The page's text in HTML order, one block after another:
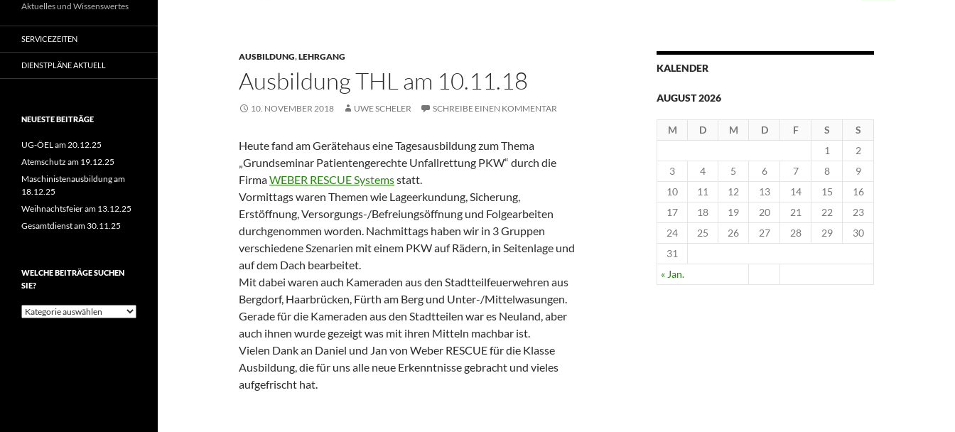
AUSBILDUNG,LEHRGANG
Ausbildung THL am 10.11.18
10. NOVEMBER 2018 UWE SCHELER SCHREIBE EINEN KOMMENTAR
Heute fand am Gerätehaus eine Tagesausbildung zum Thema
„Grundseminar Patientengerechte Unfallrettung PKW“ durch die
FirmaWEBER RESCUE Systemsstatt.
Vormittags waren Themen wie Lageerkundung, Sicherung,
Erstöffnung, Versorgungs-/Befreiungsöffnung und Folgearbeiten
durchgenommen worden. Nachmittags haben wir in 3 Gruppen
verschiedene Szenarien mit einem PKW auf Rädern, in Seitenlage und
auf dem Dach bearbeitet.
Mit dabei waren auch Kameraden aus den Stadtteilfeuerwehren aus
Bergdorf, Haarbrücken, Fürth am Berg und Unter-/Mittelwasungen.
Gerade für die Kameraden aus den Stadtteilen war es Neuland, aber
auch ihnen wurde gezeigt was mit ihren Mitteln machbar ist.
Vielen Dank an Daniel und Jan von Weber RESCUE für die Klasse
Ausbildung, die für uns alle neue Erkenntnisse gebracht und vieles
aufgefrischt hat.
KALENDER
AUGUST 2026
M D M D F S S
« Jan.
1
2
3
4 5 6 7 8
9
10
11 12 13 14 15
16
17
18 19 20 21 22
23
24
25 26 27 28 29
30
31
Aktuelles und Wissenswertes
SERVICEZEITEN
DIENSTPLÄNE AKTUELL
NEUESTE BEITRÄGE
UG-ÖEL am 20.12.25
Atemschutz am 19.12.25
Maschinistenausbildung am
18.12.25
Weihnachtsfeier am 13.12.25
Gesamtdienst am 30.11.25
WELCHE BEITRÄGE SUCHEN
SIE?
Welche